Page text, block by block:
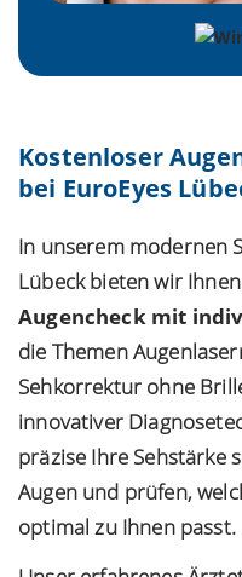
Kostenloser
bei EuroEyes
In unserem modernen
Lübeck bieten wir
Augencheck mit
die Themen
Sehkorrektur ohne
innovativer
präzise Ihre Sehstärke
Augen und prüfen,
optimal zu Ihnen passt.